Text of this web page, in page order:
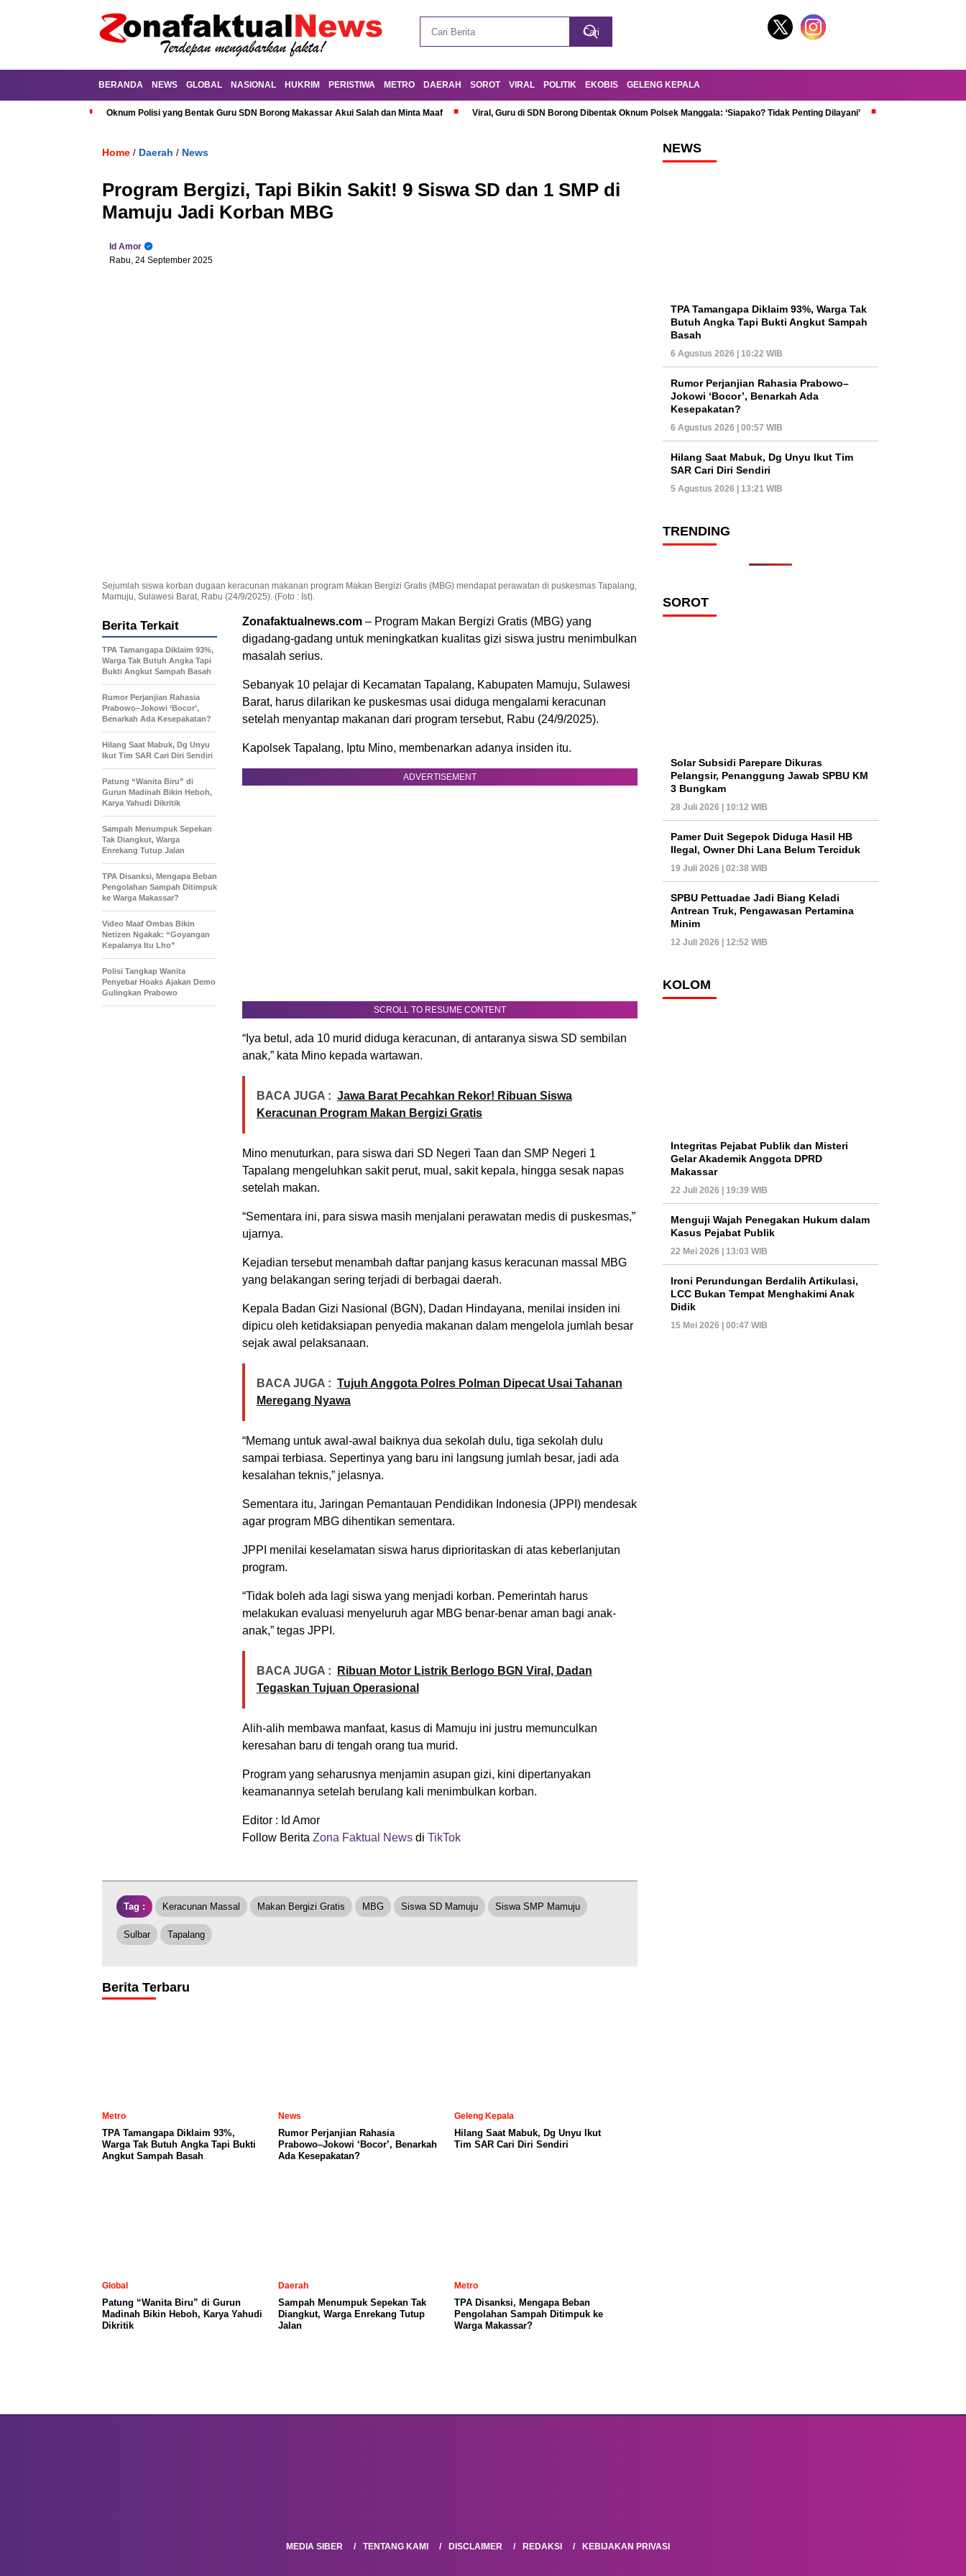
BERANDA NEWS GLOBAL NASIONAL HUKRIM PERISTIWA METRO DAERAH SOROT VIRAL POLITIK EKOBIS GELENG KEPALA
Oknum Polisi yang Bentak Guru SDN Borong Makassar Akui Salah dan Minta Maaf Viral, Guru di SDN Borong Dibentak Oknum Polsek Manggala: ‘Siapako? Tidak Penting Dilayani’
Home / Daerah / News
Program Bergizi, Tapi Bikin Sakit! 9 Siswa SD dan 1 SMP di
Mamuju Jadi Korban MBG
Id Amor
Rabu, 24 September 2025
Sejumlah siswa korban dugaan keracunan makanan program Makan Bergizi Gratis (MBG) mendapat perawatan di puskesmas Tapalang,
Mamuju, Sulawesi Barat, Rabu (24/9/2025). (Foto : Ist).
Zonafaktualnews.com – Program Makan Bergizi Gratis (MBG) yang
digadang-gadang untuk meningkatkan kualitas gizi siswa justru menimbulkan
masalah serius.
Sebanyak 10 pelajar di Kecamatan Tapalang, Kabupaten Mamuju, Sulawesi
Barat, harus dilarikan ke puskesmas usai diduga mengalami keracunan
setelah menyantap makanan dari program tersebut, Rabu (24/9/2025).
Kapolsek Tapalang, Iptu Mino, membenarkan adanya insiden itu.
ADVERTISEMENT
SCROLL TO RESUME CONTENT
“Iya betul, ada 10 murid diduga keracunan, di antaranya siswa SD sembilan
anak,” kata Mino kepada wartawan.
BACA JUGA : Jawa Barat Pecahkan Rekor! Ribuan Siswa
Keracunan Program Makan Bergizi Gratis
Mino menuturkan, para siswa dari SD Negeri Taan dan SMP Negeri 1
Tapalang mengeluhkan sakit perut, mual, sakit kepala, hingga sesak napas
setelah makan.
“Sementara ini, para siswa masih menjalani perawatan medis di puskesmas,”
ujarnya.
Kejadian tersebut menambah daftar panjang kasus keracunan massal MBG
yang belakangan sering terjadi di berbagai daerah.
Kepala Badan Gizi Nasional (BGN), Dadan Hindayana, menilai insiden ini
dipicu oleh ketidaksiapan penyedia makanan dalam mengelola jumlah besar
sejak awal pelaksanaan.
BACA JUGA : Tujuh Anggota Polres Polman Dipecat Usai Tahanan
Meregang Nyawa
“Memang untuk awal-awal baiknya dua sekolah dulu, tiga sekolah dulu
sampai terbiasa. Sepertinya yang baru ini langsung jumlah besar, jadi ada
kesalahan teknis,” jelasnya.
Sementara itu, Jaringan Pemantauan Pendidikan Indonesia (JPPI) mendesak
agar program MBG dihentikan sementara.
JPPI menilai keselamatan siswa harus diprioritaskan di atas keberlanjutan
program.
“Tidak boleh ada lagi siswa yang menjadi korban. Pemerintah harus
melakukan evaluasi menyeluruh agar MBG benar-benar aman bagi anak-
anak,” tegas JPPI.
BACA JUGA :
Ribuan Motor Listrik Berlogo BGN Viral, Dadan
Tegaskan Tujuan Operasional
Alih-alih membawa manfaat, kasus di Mamuju ini justru memunculkan
keresahan baru di tengah orang tua murid.
Program yang seharusnya menjamin asupan gizi, kini dipertanyakan
keamanannya setelah berulang kali menimbulkan korban.
Editor : Id Amor
Follow Berita Zona Faktual News di TikTok
Berita Terkait
TPA Tamangapa Diklaim 93%,
Warga Tak Butuh Angka Tapi
Bukti Angkut Sampah Basah
Rumor Perjanjian Rahasia
Prabowo–Jokowi ‘Bocor’,
Benarkah Ada Kesepakatan?
Hilang Saat Mabuk, Dg Unyu
Ikut Tim SAR Cari Diri Sendiri
Patung “Wanita Biru” di
Gurun Madinah Bikin Heboh,
Karya Yahudi Dikritik
Sampah Menumpuk Sepekan
Tak Diangkut, Warga
Enrekang Tutup Jalan
TPA Disanksi, Mengapa Beban
Pengolahan Sampah Ditimpuk
ke Warga Makassar?
Video Maaf Ombas Bikin
Netizen Ngakak: “Goyangan
Kepalanya Itu Lho”
Polisi Tangkap Wanita
Penyebar Hoaks Ajakan Demo
Gulingkan Prabowo
Tag : Keracunan Massal Makan Bergizi Gratis MBG Siswa SD Mamuju Siswa SMP Mamuju
Sulbar Tapalang
Berita Terbaru
Metro
TPA Tamangapa Diklaim 93%,
Warga Tak Butuh Angka Tapi Bukti
Angkut Sampah Basah
News
Rumor Perjanjian Rahasia
Prabowo–Jokowi ‘Bocor’, Benarkah
Ada Kesepakatan?
Geleng Kepala
Hilang Saat Mabuk, Dg Unyu Ikut
Tim SAR Cari Diri Sendiri
Global
Patung “Wanita Biru” di Gurun
Madinah Bikin Heboh, Karya Yahudi
Dikritik
Daerah
Sampah Menumpuk Sepekan Tak
Diangkut, Warga Enrekang Tutup
Jalan
Metro
TPA Disanksi, Mengapa Beban
Pengolahan Sampah Ditimpuk ke
Warga Makassar?
NEWS
TPA Tamangapa Diklaim 93%, Warga Tak
Butuh Angka Tapi Bukti Angkut Sampah
Basah
6 Agustus 2026 | 10:22 WIB
Rumor Perjanjian Rahasia Prabowo–
Jokowi ‘Bocor’, Benarkah Ada
Kesepakatan?
6 Agustus 2026 | 00:57 WIB
Hilang Saat Mabuk, Dg Unyu Ikut Tim
SAR Cari Diri Sendiri
5 Agustus 2026 | 13:21 WIB
TRENDING
SOROT
Solar Subsidi Parepare Dikuras
Pelangsir, Penanggung Jawab SPBU KM
3 Bungkam
28 Juli 2026 | 10:12 WIB
Pamer Duit Segepok Diduga Hasil HB
Ilegal, Owner Dhi Lana Belum Terciduk
19 Juli 2026 | 02:38 WIB
SPBU Pettuadae Jadi Biang Keladi
Antrean Truk, Pengawasan Pertamina
Minim
12 Juli 2026 | 12:52 WIB
KOLOM
Integritas Pejabat Publik dan Misteri
Gelar Akademik Anggota DPRD
Makassar
22 Juli 2026 | 19:39 WIB
Menguji Wajah Penegakan Hukum dalam
Kasus Pejabat Publik
22 Mei 2026 | 13:03 WIB
Ironi Perundungan Berdalih Artikulasi,
LCC Bukan Tempat Menghakimi Anak
Didik
15 Mei 2026 | 00:47 WIB
MEDIA SIBER TENTANG KAMI DISCLAIMER REDAKSI KEBIJAKAN PRIVASI